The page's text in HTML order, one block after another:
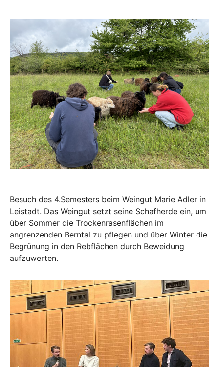
Besuch des 4.Semesters beim Weingut Marie Adler in
Leistadt. Das Weingut setzt seine Schafherde ein, um
über Sommer die Trockenrasenflächen im
angrenzenden Berntal zu pflegen und über Winter die
Begrünung in den Rebflächen durch Beweidung
aufzuwerten.